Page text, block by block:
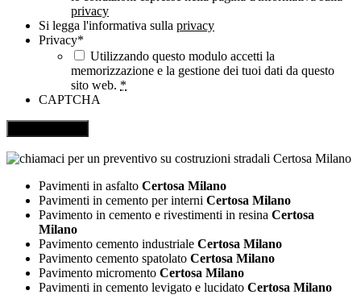
privacy
Si legga l'informativa sulla privacy
Privacy*
Utilizzando questo modulo accetti la
memorizzazione e la gestione dei tuoi dati da questo
sito web. *
CAPTCHA
Pavimenti in asfalto Certosa Milano
Pavimenti in cemento per interni Certosa Milano
Pavimento in cemento e rivestimenti in resina Certosa
Milano
Pavimento cemento industriale Certosa Milano
Pavimento cemento spatolato Certosa Milano
Pavimento micromento Certosa Milano
Pavimenti in cemento levigato e lucidato Certosa Milano